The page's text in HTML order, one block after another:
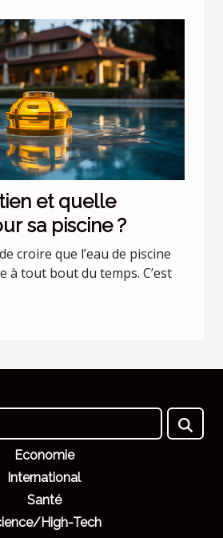
et quelle
sa piscine ?
croire que l’eau de piscine
à tout bout du temps. C’est
Economie
International
Santé
High-Tech